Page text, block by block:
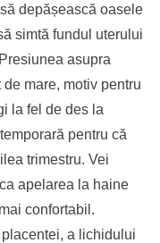
depășească oasele
simtă fundul uterului
asupra
mare, motiv pentru
la fel de des la
pentru că
trimestru. Vei
apelarea la haine
confortabil.
a lichidului